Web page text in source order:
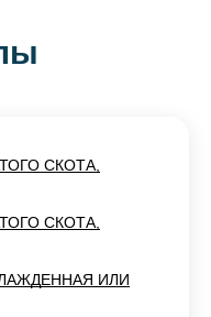
СКОТА,
СКОТА,
ИЛИ